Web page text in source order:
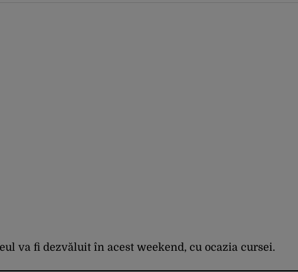
va fi dezvăluit în acest weekend, cu ocazia cursei.